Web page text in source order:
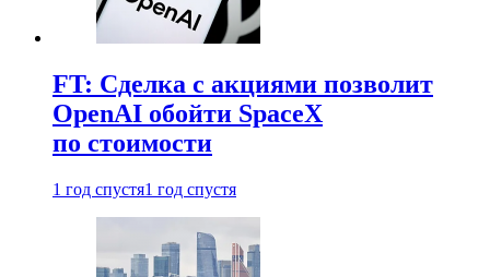
FT: Сделка с акциями позволит
OpenAI обойти SpaceX
по стоимости
1 год спустя1 год спустя